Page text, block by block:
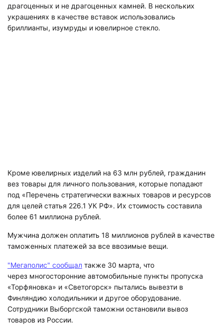
драгоценных и не драгоценных камней. В нескольких
украшениях в качестве вставок использовались
бриллианты, изумруды и ювелирное стекло.
Кроме ювелирных изделий на 63 млн рублей, гражданин
вез товары для личного пользования, которые попадают
под «Перечень стратегически важных товаров и ресурсов
для целей статья 226.1 УК РФ». Их стоимость составила
более 61 миллиона рублей.
Мужчина должен оплатить 18 миллионов рублей в качестве
таможенных платежей за все ввозимые вещи.
"Мегаполис" сообщал также 30 марта, что
через многосторонние автомобильные пункты пропуска
«Торфяновка» и «Светогорск» пытались вывезти в
Финляндию холодильники и другое оборудование.
Сотрудники Выборгской таможни остановили вывоз
товаров из России.